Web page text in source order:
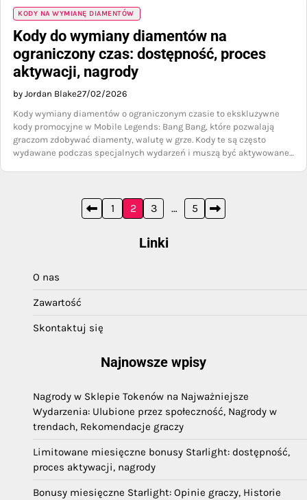
KODY NA WYMIANĘ DIAMENTÓW
Kody do wymiany diamentów na
ograniczony czas: dostępność, proces
aktywacji, nagrody
by Jordan Blake27/02/2026
Kody wymiany diamentów o ograniczonym czasie to ekskluzywne
kody promocyjne w Mobile Legends: Bang Bang, które pozwalają
graczom zdobywać diamenty, walutę w grze. Kody te są często
wydawane podczas specjalnych wydarzeń i muszą być aktywowane…
1 2 3 … 5
Linki
O nas
Zawartość
Skontaktuj się
Najnowsze wpisy
Nagrody w Sklepie Tokenów na Najważniejsze
Wydarzenia: Ulubione przez społeczność, Nagrody w
trendach, Rekomendacje graczy
Limitowane miesięczne bonusy Starlight: dostępność,
proces aktywacji, nagrody
Bonusy miesięczne Starlight: Opinie graczy, Historie